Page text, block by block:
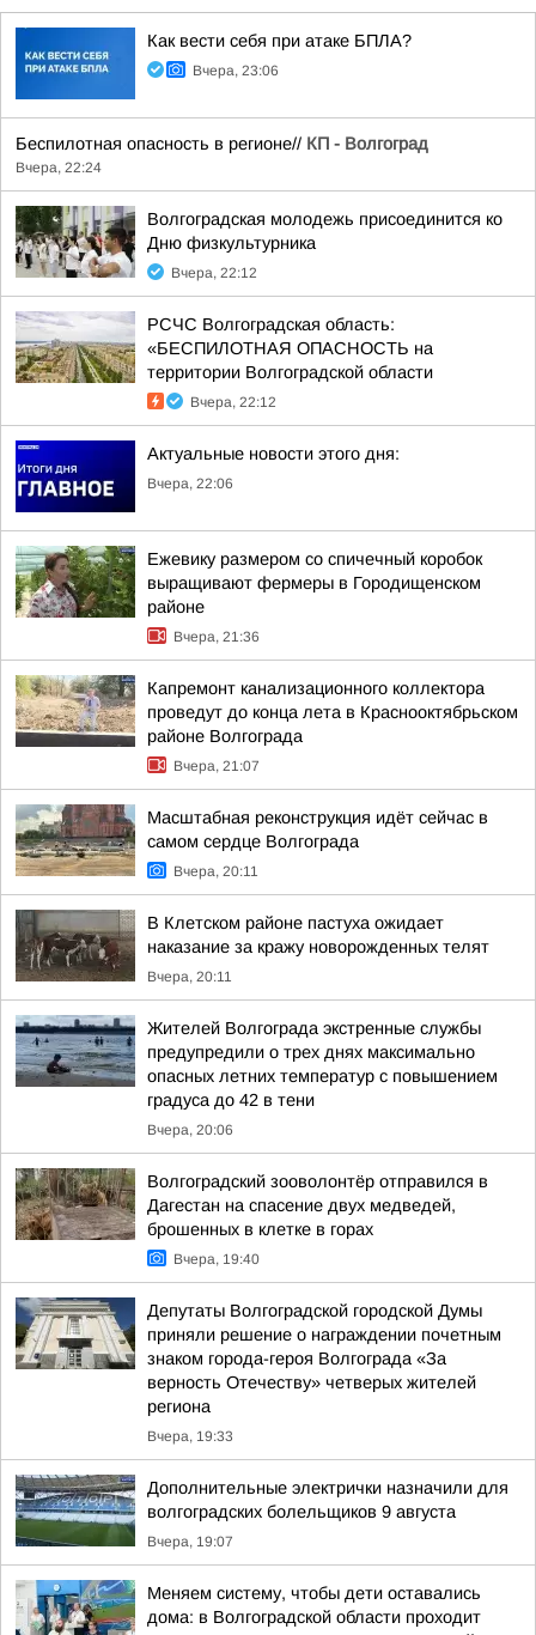
Как вести себя при атаке БПЛА?
Вчера, 23:06
Беспилотная опасность в регионе// КП - Волгоград
Вчера, 22:24
Волгоградская молодежь присоединится ко
Дню физкультурника
Вчера, 22:12
РСЧС Волгоградская область:
«БЕСПИЛОТНАЯ ОПАСНОСТЬ на
территории Волгоградской области
Вчера, 22:12
Актуальные новости этого дня:
Вчера, 22:06
Ежевику размером со спичечный коробок
выращивают фермеры в Городищенском
районе
Вчера, 21:36
Капремонт канализационного коллектора
проведут до конца лета в Краснооктябрьском
районе Волгограда
Вчера, 21:07
Масштабная реконструкция идёт сейчас в
самом сердце Волгограда
Вчера, 20:11
В Клетском районе пастуха ожидает
наказание за кражу новорожденных телят
Вчера, 20:11
Жителей Волгограда экстренные службы
предупредили о трех днях максимально
опасных летних температур с повышением
градуса до 42 в тени
Вчера, 20:06
Волгоградский зооволонтёр отправился в
Дагестан на спасение двух медведей,
брошенных в клетке в горах
Вчера, 19:40
Депутаты Волгоградской городской Думы
приняли решение о награждении почетным
знаком города-героя Волгограда «За
верность Отечеству» четверых жителей
региона
Вчера, 19:33
Дополнительные электрички назначили для
волгоградских болельщиков 9 августа
Вчера, 19:07
Меняем систему, чтобы дети оставались
дома: в Волгоградской области проходит